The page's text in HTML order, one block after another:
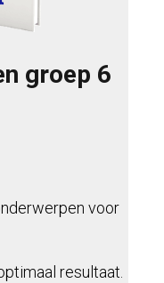
groep 6
voor
resultaat.